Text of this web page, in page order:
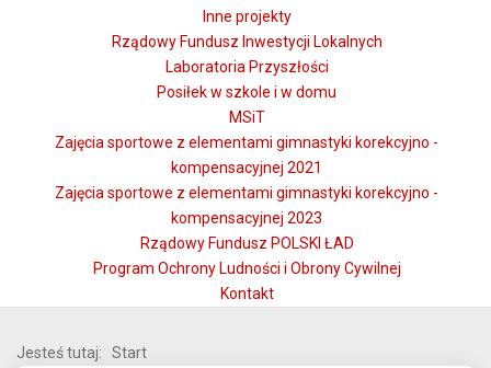
Inne projekty
Rządowy Fundusz Inwestycji Lokalnych
Laboratoria Przyszłości
Posiłek w szkole i w domu
MSiT
Zajęcia sportowe z elementami gimnastyki korekcyjno -
kompensacyjnej 2021
Zajęcia sportowe z elementami gimnastyki korekcyjno -
kompensacyjnej 2023
Rządowy Fundusz POLSKI ŁAD
Program Ochrony Ludności i Obrony Cywilnej
Kontakt
Jesteś tutaj: Start